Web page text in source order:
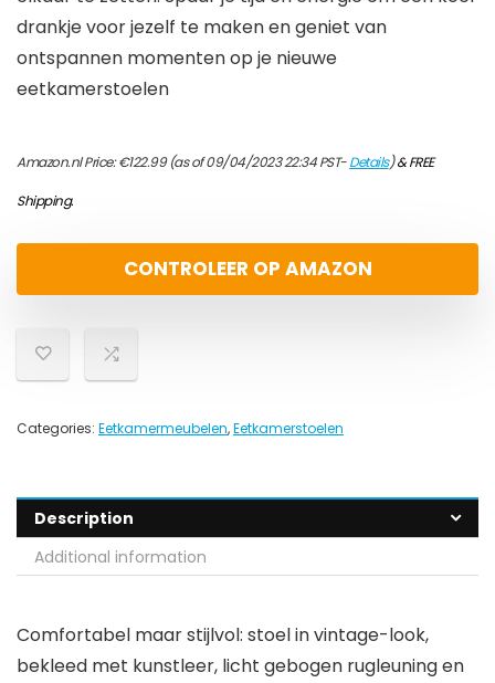
drankje voor jezelf te maken en geniet van
ontspannen momenten op je nieuwe
eetkamerstoelen
Amazon.nl Price:€122.99(as of 09/04/2023 22:34 PST-Details)&FREE
Shipping.
CONTROLEER OP AMAZON
Categories: Eetkamermeubelen,Eetkamerstoelen
Description
Additional information
Comfortabel maar stijlvol: stoel in vintage-look,
bekleed met kunstleer, licht gebogen rugleuning en